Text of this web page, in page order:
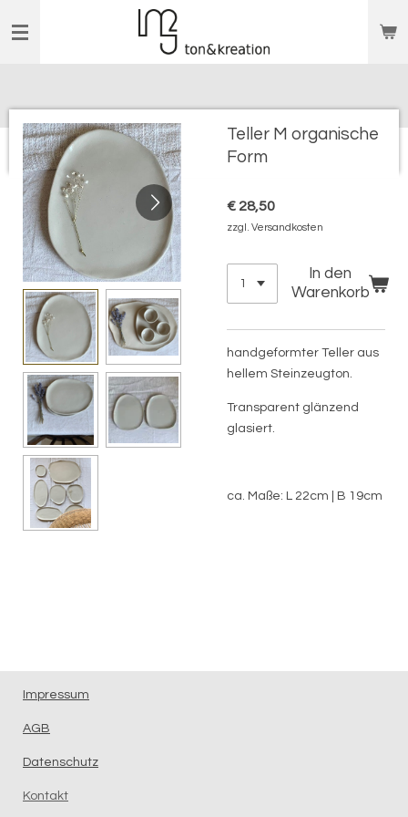
Hauptinhalt
Teller M organische
Form
€ 28,50
zzgl. Versandkosten
In den
Warenkorb
handgeformter Teller aus
hellem Steinzeugton.
Transparent glänzend
glasiert.
ca. Maße: L 22cm | B 19cm
Impressum
AGB
Datenschutz
Kontakt